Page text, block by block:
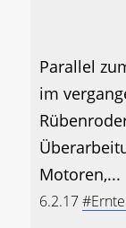
Parallel
im
Motoren,...
6.2.17